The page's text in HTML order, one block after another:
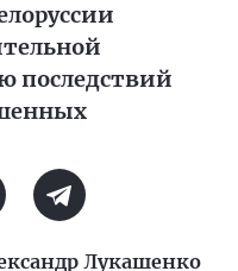
последствий
Лукашенко